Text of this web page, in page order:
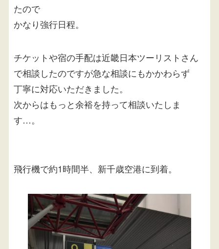
たので
かなり強行日程。
チケットや宿の手配は近畿日本ツーリストさん
で相談したのですが急な相談にもかかわらず
丁寧に対応いただきました。
次からはもっと余裕を持って相談いたしま
す…。
飛行機で約1時間半、新千歳空港に到着。